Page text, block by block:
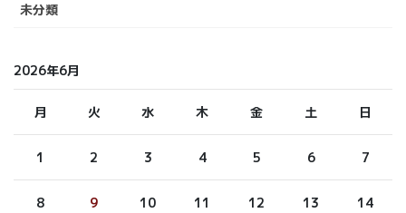
未分類
2026年6月
月 火 水 木 金 土 日
1 2 3 4 5 6 7
8 9 10 11 12 13 14